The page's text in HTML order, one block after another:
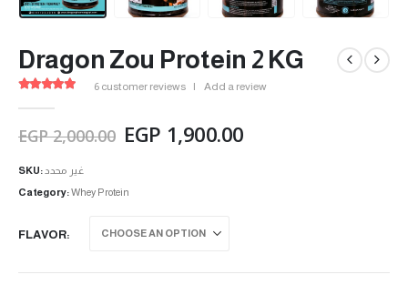
Dragon Zou Protein 2 KG
6customer reviews | Add a review
EGP2,000.00 EGP 1,900.00
SKU:غير محدد
Category:Whey Protein
FLAVOR